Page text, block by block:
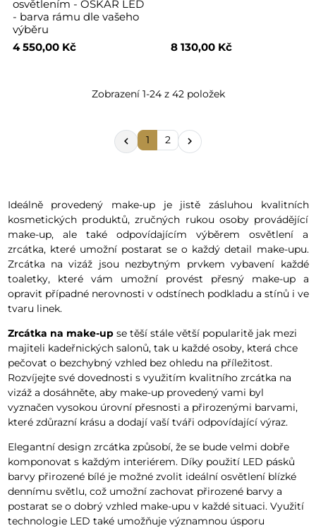
osvětlením - OSKAR LED
- barva rámu dle vašeho
výběru
4 550,00 Kč
8 130,00 Kč
Zobrazení 1-24 z 42 položek
 1 2 
Ideálně provedený make-up je jistě zásluhou kvalitních
kosmetických produktů, zručných rukou osoby provádějící
make-up, ale také odpovídajícím výběrem osvětlení a
zrcátka, které umožní postarat se o každý detail make-upu.
Zrcátka na vizáž jsou nezbytným prvkem vybavení každé
toaletky, které vám umožní provést přesný make-up a
opravit případné nerovnosti v odstínech podkladu a stínů i ve
tvaru linek.
Zrcátka na make-upse těší stále větší popularitě jak mezi
majiteli kadeřnických salonů, tak u každé osoby, která chce
pečovat o bezchybný vzhled bez ohledu na příležitost.
Rozvíjejte své dovednosti s využitím kvalitního zrcátka na
vizáž a dosáhněte, aby make-up provedený vami byl
vyznačen vysokou úrovní přesnosti a přirozenými barvami,
které zdůrazní krásu a dodají vaší tváři odpovídající výraz.
Elegantní design zrcátka způsobí, že se bude velmi dobře
komponovat s každým interiérem. Díky použití LED pásků
barvy přirozené bílé je možné zvolit ideální osvětlení blízké
dennímu světlu, což umožní zachovat přirozené barvy a
postarat se o dobrý vzhled make-upu v každé situaci. Využití
technologie LED také umožňuje významnou úsporu